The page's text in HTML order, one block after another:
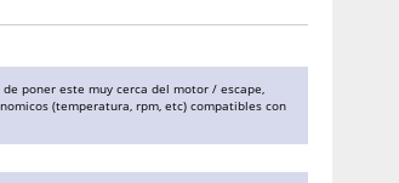
poner este muy cerca del motor / escape,
(temperatura, rpm, etc) compatibles con